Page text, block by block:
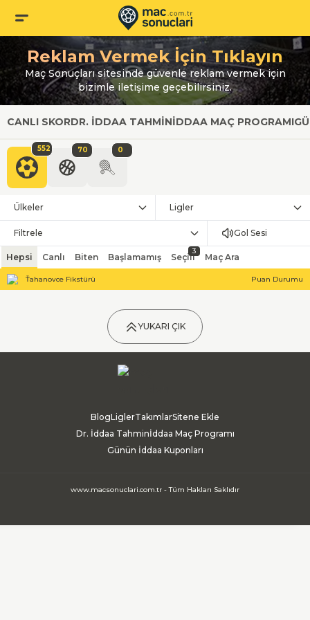
Reklam Vermek İçin Tıklayın
Maç Sonuçları sitesinde güvenle reklam vermek için
bizimle iletişime geçebilirsiniz.
CANLI SKORDR. İDDAA TAHMINİDDAA MAÇ PROGRAMI
552 70 0
Ülkeler Ligler
Filtrele Gol Sesi
Hepsi Canlı Biten Başlamamış Seçili
3
Maç Ara
Ťahanovce Fikstürü Puan Durumu
YUKARI ÇIK
BlogLiglerTakımlarSitene Ekle
Dr. İddaa Tahminİddaa Maç Programı
Günün İddaa Kuponları
www.macsonuclari.com.tr - Tüm Hakları Saklıdır